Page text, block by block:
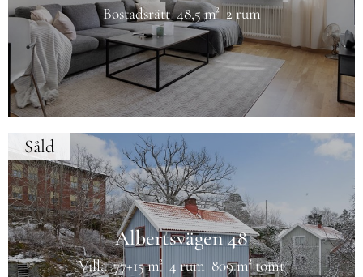
Bostadsrätt 48,5 m² 2 rum
Albertsvägen 48
Villa 77+15 m² 4 rum 809 m² tomt
Såld